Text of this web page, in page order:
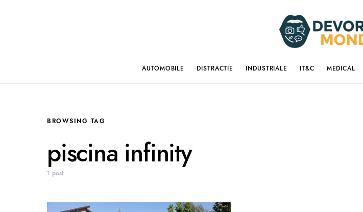
AUTOMOBILE DISTRACTIE INDUSTRIALE IT&C MEDICAL
BROWSING TAG
piscina infinity
1 post